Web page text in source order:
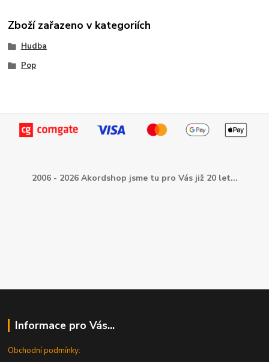
Zboží zařazeno v kategoriích
Hudba
Pop
2006 - 2026 Akordshop jsme tu pro Vás již 20 let...
Informace pro Vás...
Obchodní podmínky: